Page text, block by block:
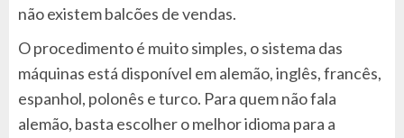
não existem balcões de vendas.
O procedimento é muito simples, o sistema das
máquinas está disponível em alemão, inglês, francês,
espanhol, polonês e turco. Para quem não fala
alemão, basta escolher o melhor idioma para a